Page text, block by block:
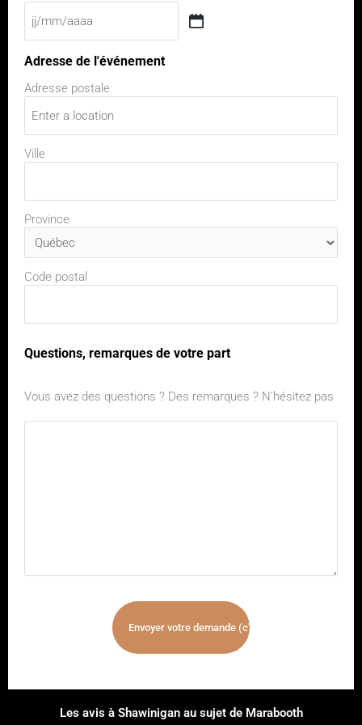
Adresse de l'événement
Adresse postale
Ville
Province
Code postal
Questions, remarques de votre part
Vous avez des questions ? Des remarques ? N'hésitez pas
Les avis à Shawinigan au sujet de Marabooth